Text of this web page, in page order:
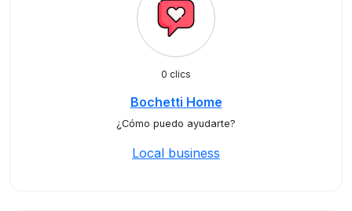
0 clics
Bochetti Home
¿Cómo puedo ayudarte?
Local business